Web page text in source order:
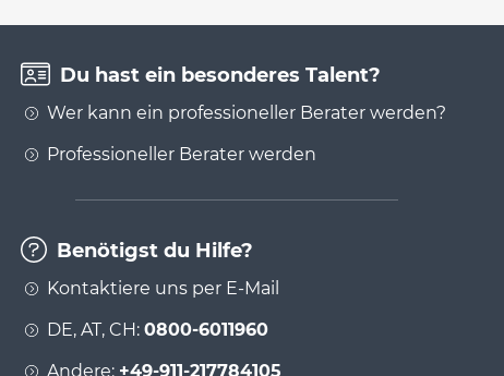
Du hast ein besonderes Talent?
Wer kann ein professioneller Berater werden?
Professioneller Berater werden
Benötigst du Hilfe?
Kontaktiere uns per E-Mail
DE, AT, CH:0800-6011960
Andere: +49-911-217784105